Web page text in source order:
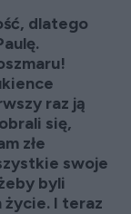
dlatego
raz ją
się,
złe
swoje
byli
życie. I teraz